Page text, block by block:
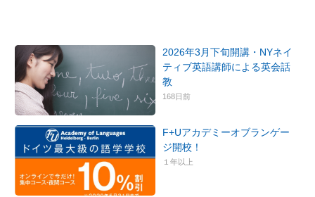
2026年3月下旬開講・NYネイ
ティブ英語講師による英会話
教
168日前
F+Uアカデミーオブランゲー
ジ開校！
１年以上